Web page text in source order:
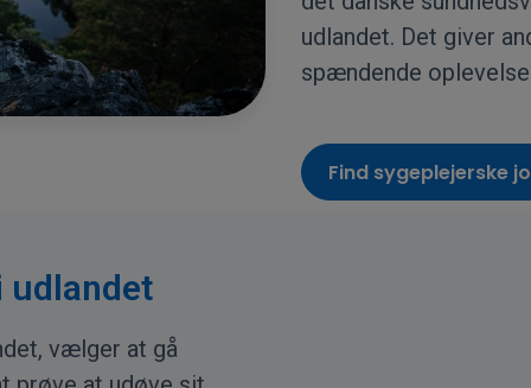
udlandet. Det giver
spændende
Find sygeplejerske
udlandet
vælger at gå